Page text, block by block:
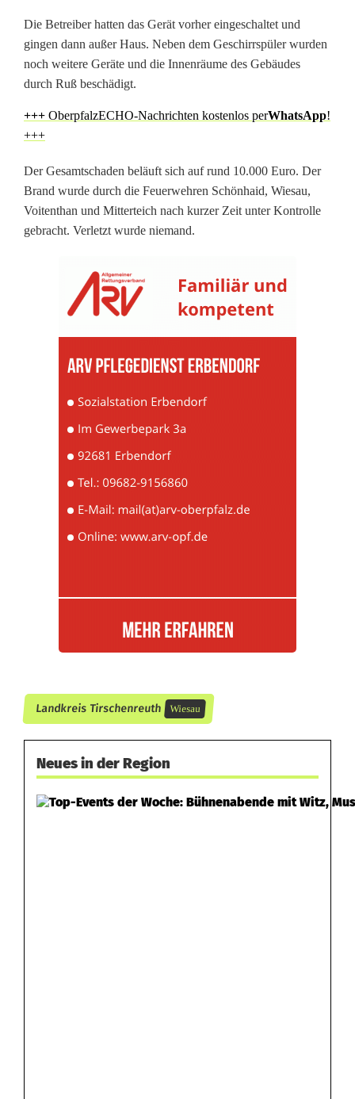
u
e
i
P
i
Die Betreiber hatten das Gerät vorher eingeschaltet und
gingen dann außer Haus. Neben dem Geschirrspüler wurden
noch weitere Geräte und die Innenräume des Gebäudes
durch Ruß beschädigt.
+++ OberpfalzECHO-Nachrichten kostenlos perWhatsApp!
+++
Der Gesamtschaden beläuft sich auf rund 10.000 Euro. Der
Brand wurde durch die Feuerwehren Schönhaid, Wiesau,
Voitenthan und Mitterteich nach kurzer Zeit unter Kontrolle
gebracht. Verletzt wurde niemand.
Landkreis Tirschenreuth Wiesau
Neues in der Region